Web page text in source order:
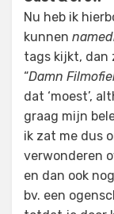
Nu heb ik
kunnen
tags kijkt, dan
“Damn
dat ‘moest’,
graag mijn
ik zat me dus
verwonderen
en dan ook
bv. een